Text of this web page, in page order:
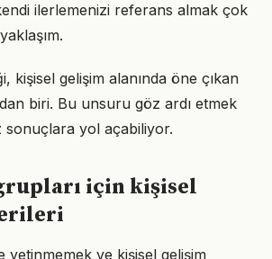
ilerlemenizi referans almak çok
kişisel gelişim alanında öne çıkan
biri. Bu unsuru göz ardı etmek
sonuçlara yol açabiliyor.
için kişisel
yetinmemek ve kişisel gelişim